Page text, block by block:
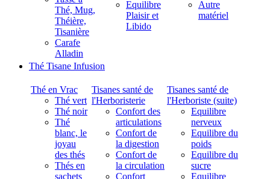
Thé, Mug,
Théière,
Tisanière
Carafe
Alladin
Equilibre
Plaisir et
Libido
Autre
matériel
Thé Tisane Infusion
Thé en Vrac
Thé vert
Thé noir
Thé
blanc, le
joyau
des thés
Thés en
sachets
Tisanes santé de
l'Herboristerie
Confort des
articulations
Confort de
la digestion
Confort de
la circulation
Confort
Tisanes santé de
l'Herboriste (suite)
Equilibre
nerveux
Equilibre du
poids
Equilibre du
sucre
Equilibre